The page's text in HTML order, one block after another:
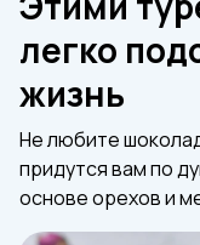
легко
жизнь
Не любите
придутся вам по
основе орехов и